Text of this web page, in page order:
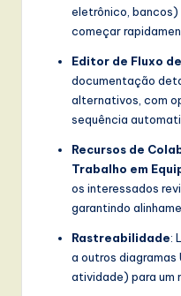
eletrônico, bancos)
começar
Editor de Fluxo
documentação
alternativos, com
sequência
Recursos de
Trabalho em
os interessados
garantindo
Rastreabilidade:
a outros diagramas
atividade) para um